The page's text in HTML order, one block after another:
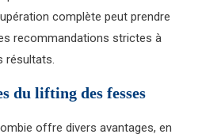
complète peut prendre
recommandations strictes à
résultats.
du lifting des fesses
offre divers avantages, en